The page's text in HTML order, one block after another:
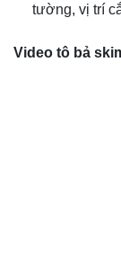
tường, vị trí
Video tô bả